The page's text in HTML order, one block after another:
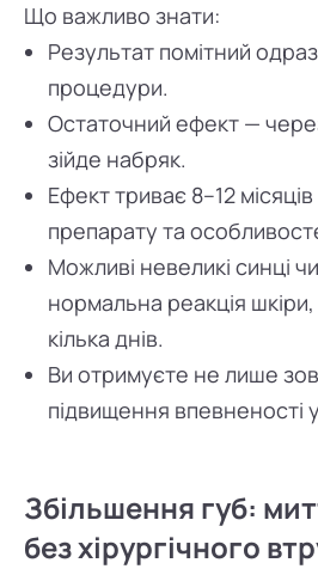
Що важливо знати:
Результат помітний
процедури.
Остаточний ефект —
зійде набряк.
Ефект триває 8–12
препарату та
Можливі невеликі синці
нормальна реакція
кілька днів.
Ви отримуєте не лише
підвищення впевненості
Збільшення губ:
без хірургічного